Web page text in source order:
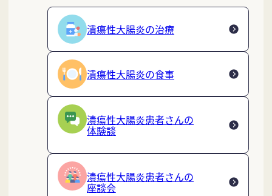
潰瘍性大腸炎の治療
潰瘍性大腸炎の食事
潰瘍性大腸炎患者さんの
体験談
潰瘍性大腸炎患者さんの
座談会